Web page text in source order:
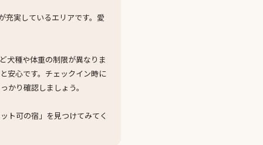
充実しているエリアです。愛
犬種や体重の制限が異なりま
安心です。チェックイン時に
り確認しましょう。
ト可の宿」を見つけてみてく